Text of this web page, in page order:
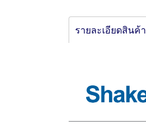
รายละเอียดสินค้า